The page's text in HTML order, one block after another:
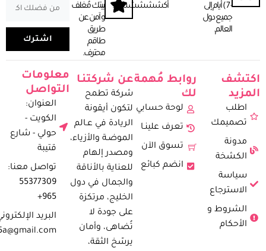
- 7 ) أيـام إلى
جميع دول
العـالم.
أكشششششخ.
بيتك مُغلف
و آمن عن
طريق
طاقم
محترف.
اشترك
اكتشف
المزيد
اطلب
تصميمك
مدونة
الكشخة
سياسة
الاسترجاع
الشروط و
الأحكام
روابط مُهمة
لك
لوحة حسابي
تعرف علينـا
تسوق الآن
انضم كبائع
عن شركتنـا
شركة تطمح
لتكون أيقونة
الريادة في عـالم
الموضـة والأزياء،
ومصدر إلهام
للعناية بالأناقة
والجمال في دول
الخليج، مرتكزة
على جودة لا
تُضاهى، وأمان
يرسّخ الثقة،
معلومات
التواصل
العنوان:
الكويت -
حولي - شارع
قتيبة
تواصل معنا:
55377309
965+
البريد